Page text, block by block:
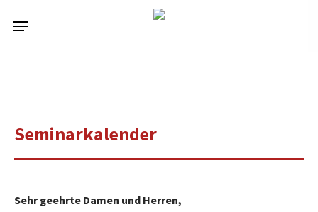
Menu
Seminarkalender
Sehr geehrte Damen und Herren,